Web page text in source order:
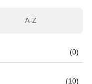
A-Z
(0)
(10)